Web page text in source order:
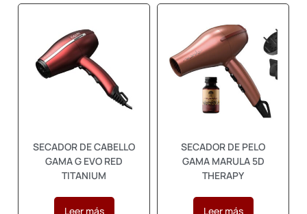
SECADOR DE CABELLO
GAMA G EVO RED
TITANIUM
Leer más
SECADOR DE PELO
GAMA MARULA 5D
THERAPY
Leer más